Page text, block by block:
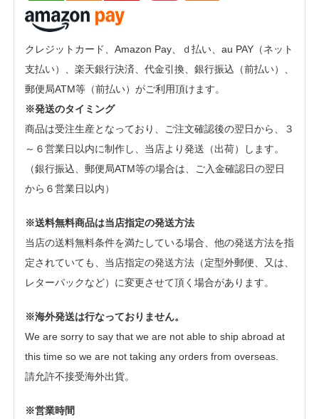
クレジットカード、Amazon Pay、ｄ払い、au PAY（ネット
支払い）、楽天銀行決済、代金引換、銀行振込（前払い）、
郵便局ATM等（前払い）がご利用頂けます。
※発送のタイミング
商品は受注生産となっており、ご注文確認後の翌日から、３
～６営業日以内に制作し、当店より発送（出荷）します。
（銀行振込、郵便局ATM等の場合は、ご入金確認日の翌日
から６営業日以内）
※送料無料商品は当店指定の発送方法
当店の送料無料条件を満たしている場合、他の発送方法を指
定されていても、当店指定の発送方法（定型外郵便、又は、
レターパックなど）に変更させて頂く場合があります。
※海外発送は行なっておりません。
We are sorry to say that we are not able to ship abroad at
this time so we are not taking any orders from overseas.
請允許不接受海外出貨。
※営業時間